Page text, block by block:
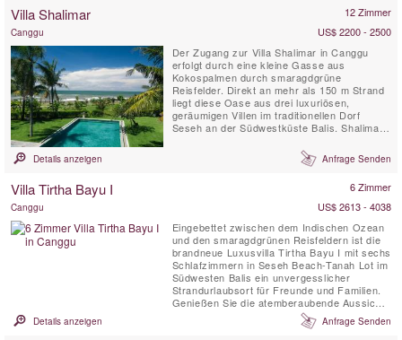
bis zu 20 Erwachsene und 4 Kinder. Unser
hervorragendes Team wurde professionell ...
Villa Shalimar 12 Zimmer
Canggu
US$ 2200 - 2500
Der Zugang zur Villa Shalimar in Canggu
erfolgt durch eine kleine Gasse aus
Kokospalmen durch smaragdgrüne
Reisfelder. Direkt an mehr als 150 m Strand
liegt diese Oase aus drei luxuriösen,
geräumigen Villen im traditionellen Dorf
Seseh an der Südwestküste Balis. Shalimar
tropische Architektur, Leben im Freien und
viel Licht aus. Eine ruhige Buddha-Statue am
Details anzeigen Anfrage Senden
Villa Tirtha Bayu I 6 Zimmer
Canggu
US$ 2613 - 4038
Eingebettet zwischen dem Indischen Ozean
und den smaragdgrünen Reisfeldern ist die
brandneue Luxusvilla Tirtha Bayu I mit sechs
Schlafzimmern in Seseh Beach-Tanah Lot im
Südwesten Balis ein unvergesslicher
Strandurlaubsort für Freunde und Familien.
Genießen Sie die atemberaubende Aussicht
vom 14 Meter langen Infinity-Pool, der von
üppigen tropischen Gärten gesäumt ist,
Details anzeigen Anfrage Senden